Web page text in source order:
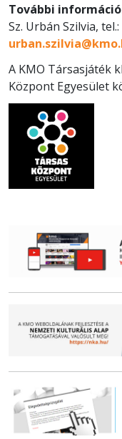
További
Sz. Urbán Szilvia,
A KMO Társasjáték
Központ Egyesület